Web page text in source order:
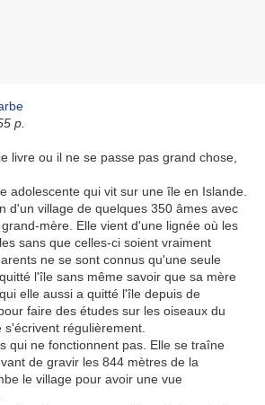
p.
livre ou il ne se passe pas grand chose,
adolescente qui vit sur une île en Islande.
d'un village de quelques 350 âmes avec
mère. Elle vient d'une lignée où les
sans que celles-ci soient vraiment
ne se sont connus qu'une seule
l'île sans même savoir que sa mère
elle aussi a quitté l'île depuis de
faire des études sur les oiseaux du
régulièrement.
qui ne fonctionnent pas. Elle se traîne
de gravir les 844 mètres de la
le village pour avoir une vue